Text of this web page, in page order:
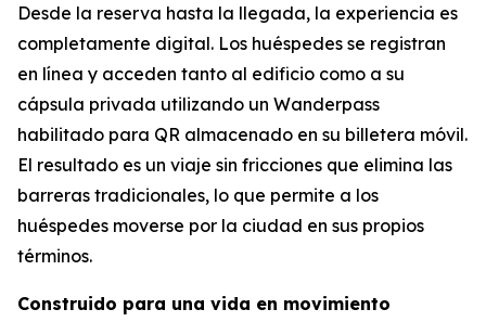
Desde la reserva hasta la llegada, la experiencia es
completamente digital. Los huéspedes se registran
en línea y acceden tanto al edificio como a su
cápsula privada utilizando un Wanderpass
habilitado para QR almacenado en su billetera móvil.
El resultado es un viaje sin fricciones que elimina las
barreras tradicionales, lo que permite a los
huéspedes moverse por la ciudad en sus propios
términos.
Construido para una vida en movimiento